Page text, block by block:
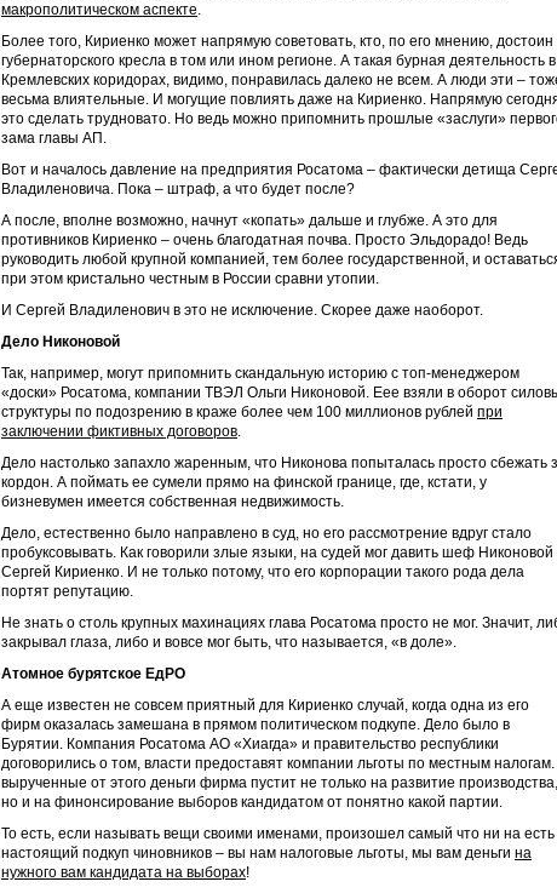
макрополитическом аспекте.
Более того, Кириенко может напрямую советовать, кто, по его мнению, достоин
губернаторского кресла в том или ином регионе. А такая бурная деятельность в
Кремлевских коридорах, видимо, понравилась далеко не всем. А люди эти –
весьма влиятельные. И могущие повлиять даже на Кириенко. Напрямую
это сделать трудновато. Но ведь можно припомнить прошлые «заслуги»
зама главы АП.
Вот и началось давление на предприятия Росатома – фактически детища
Владиленовича. Пока – штраф, а что будет после?
А после, вполне возможно, начнут «копать» дальше и глубже. А это для
противников Кириенко – очень благодатная почва. Просто Эльдорадо! Ведь
руководить любой крупной компанией, тем более государственной, и
при этом кристально честным в России сравни утопии.
И Сергей Владиленович в это не исключение. Скорее даже наоборот.
Дело Никоновой
Так, например, могут припомнить скандальную историю с топ-менеджером
«доски» Росатома, компании ТВЭЛ Ольги Никоновой. Еее взяли в оборот
структуры по подозрению в краже более чем 100 миллионов рублей при
заключении фиктивных договоров.
Дело настолько запахло жаренным, что Никонова попыталась просто сбежать
кордон. А поймать ее сумели прямо на финской границе, где, кстати, у
бизневумен имеется собственная недвижимость.
Дело, естественно было направлено в суд, но его рассмотрение вдруг стало
пробуксовывать. Как говорили злые языки, на судей мог давить шеф Никоновой
Сергей Кириенко. И не только потому, что его корпорации такого рода дела
портят репутацию.
Не знать о столь крупных махинациях глава Росатома просто не мог. Значит,
закрывал глаза, либо и вовсе мог быть, что называется, «в доле».
Атомное бурятское ЕдРО
А еще известен не совсем приятный для Кириенко случай, когда одна из его
фирм оказалась замешана в прямом политическом подкупе. Дело было в
Бурятии. Компания Росатома АО «Хиагда» и правительство республики
договорились о том, власти предоставят компании льготы по местным
вырученные от этого деньги фирма пустит не только на развитие производства,
но и на финонсирование выборов кандидатом от понятно какой партии.
То есть, если называть вещи своими именами, произошел самый что ни на есть
настоящий подкуп чиновников – вы нам налоговые льготы, мы вам деньги на
нужного вам кандидата на выборах!